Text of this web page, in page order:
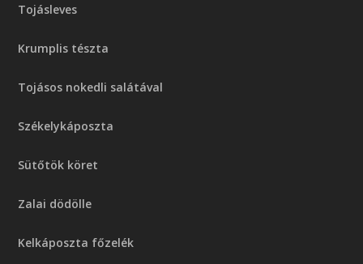
Tojásleves
Krumplis tészta
Tojásos nokedli salátával
Székelykáposzta
Sütőtök köret
Zalai dödölle
Kelkáposzta főzelék